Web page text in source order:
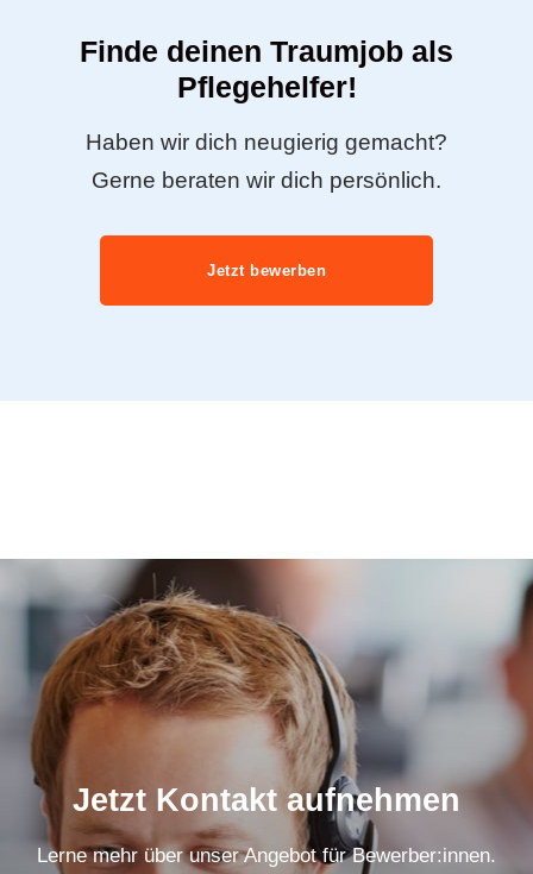
Finde deinen Traumjob als
Pflegehelfer!
Haben wir dich neugierig gemacht?
Gerne beraten wir dich persönlich.
Jetzt bewerben
Jetzt Kontakt aufnehmen
Lerne mehr über unser Angebot für Bewerber:innen.